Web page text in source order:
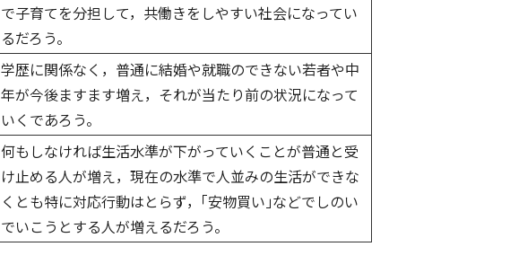
で子育てを分担して，共働きをしやすい社会になってい
るだろう。
学歴に関係なく，普通に結婚や就職のできない若者や中
年が今後ますます増え，それが当たり前の状況になって
いくであろう。
何もしなければ生活水準が下がっていくことが普通と受
け止める人が増え，現在の水準で人並みの生活ができな
くとも特に対応行動はとらず，｢安物買い｣などでしのい
でいこうとする人が増えるだろう。